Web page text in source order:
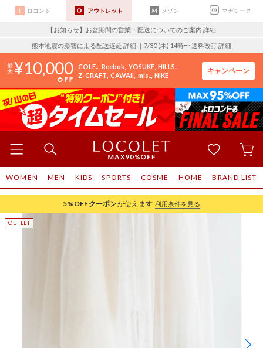
ロコンド アウトレット メゾン マガシーク
【お知らせ】お盆期間の営業・配送についてのご案内 詳細
熊本地震の影響による配送遅延 詳細 ｜7/30 (木) 14時〜 送料改訂詳細
10,000 COLE.. Reebok YOSUKE HILLS..
Z-CRAFT CAWAII mis.. NIKE
キャンペーン
WOMEN MEN KIDS SPORTS COSME HOME BRAND LIST
5%OFFクーポンが使えます 利用条件を見る